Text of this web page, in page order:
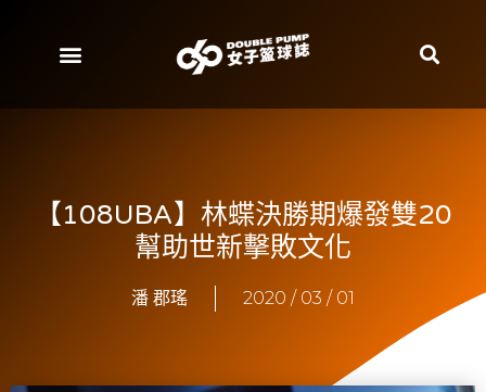
【108UBA】林蝶決勝期爆發雙20
幫助世新擊敗文化
潘 郡瑤 2020 / 03 / 01